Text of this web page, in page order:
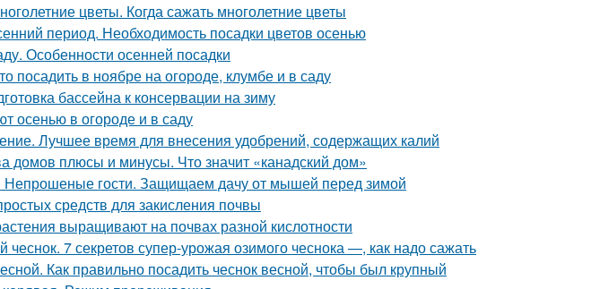
цветы. Когда сажать многолетние цветы
период. Необходимость посадки цветов осенью
Особенности осенней посадки
посадить в ноябре на огороде, клумбе и в саду
бассейна к консервации на зиму
осенью в огороде и в саду
Лучшее время для внесения удобрений, содержащих калий
домов плюсы и минусы. Что значит «канадский дом»
Непрошеные гости. Защищаем дачу от мышей перед зимой
средств для закисления почвы
выращивают на почвах разной кислотности
чеснок. 7 секретов супер-урожая озимого чеснока —, как надо сажать
Как правильно посадить чеснок весной, чтобы был крупный